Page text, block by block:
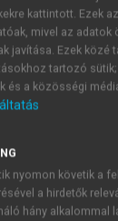
kattintott. Ezek
mivel az
javítása. Ezek közé
tartozó
és a közösségi
nyomon követik a
a hirdetők
hány alkalommal